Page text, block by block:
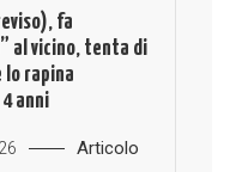
fa
al vicino, tenta di
rapina
anni
Articolo